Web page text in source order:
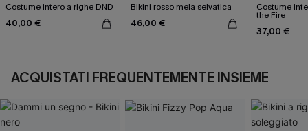
Costume intero a righe DND
40,00 €
Bikini rosso mela selvatica
46,00 €
Costume
the Fire
37,00 €
ACQUISTATI FREQUENTEMENTE INSIEME